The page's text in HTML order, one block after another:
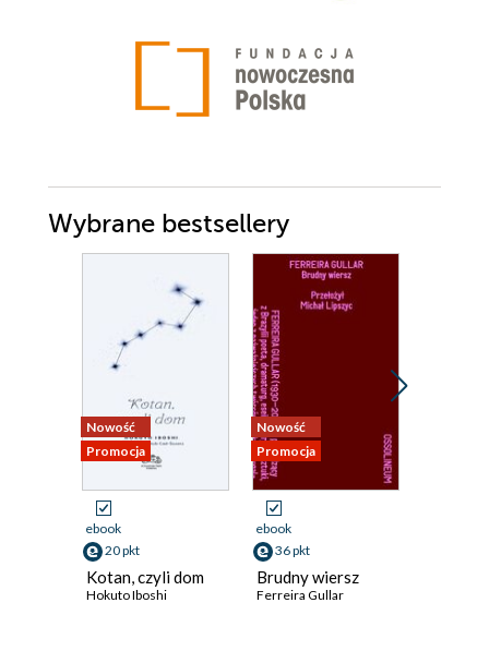
Wybrane bestsellery
Nowość
Promocja
ebook
20 pkt
Kotan, czyli dom
Hokuto Iboshi
Nowość
Promocja
ebook
36 pkt
Brudny wiersz
Ferreira Gullar